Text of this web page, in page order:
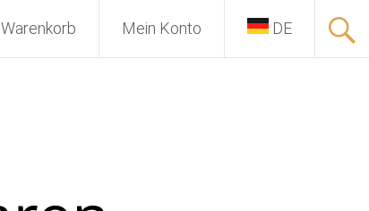
Warenkorb Mein Konto DE